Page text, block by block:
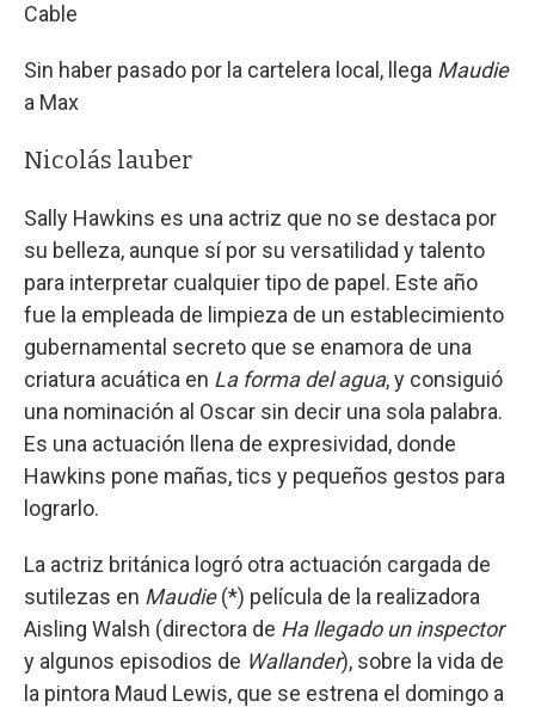
Cable
Sin haber pasado por la cartelera local, llega Maudie
a Max
Nicolás lauber
Sally Hawkins es una actriz que no se destaca por
su belleza, aunque sí por su versatilidad y talento
para interpretar cualquier tipo de papel. Este año
fue la empleada de limpieza de un establecimiento
gubernamental secreto que se enamora de una
criatura acuática en La forma del agua, y consiguió
una nominación al Oscar sin decir una sola palabra.
Es una actuación llena de expresividad, donde
Hawkins pone mañas, tics y pequeños gestos para
lograrlo.
La actriz británica logró otra actuación cargada de
sutilezas en Maudie(*) película de la realizadora
Aisling Walsh (directora de Ha llegado un inspector
y algunos episodios de Wallander), sobre la vida de
la pintora Maud Lewis, que se estrena el domingo a